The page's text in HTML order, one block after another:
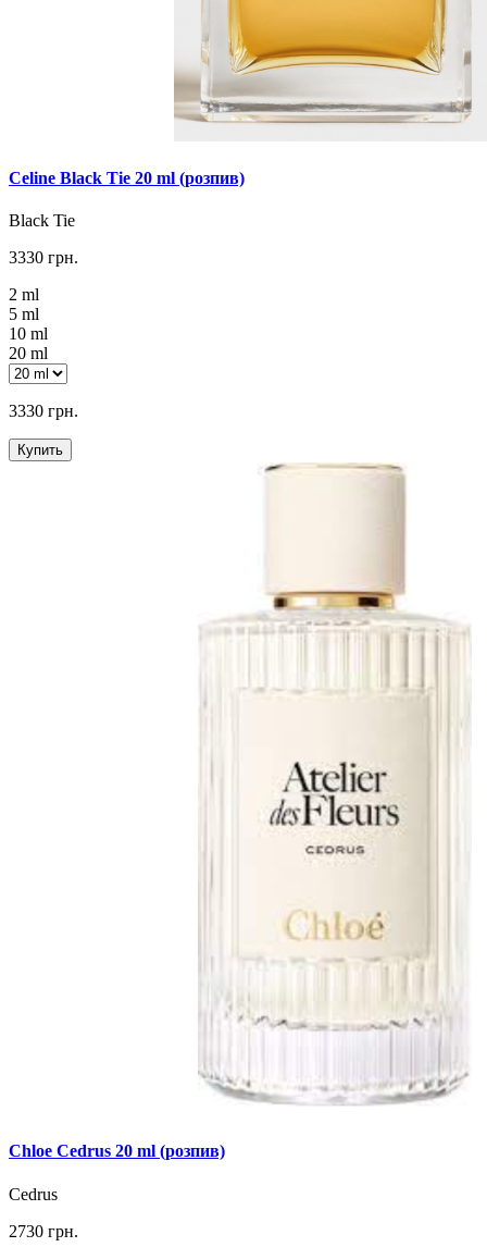
Celine Black Tie 20 ml (розпив)
Black Tie
3330 грн.
2 ml
5 ml
10 ml
20 ml
3330 грн.
Купить
Chloe Cedrus 20 ml (розпив)
Cedrus
2730 грн.